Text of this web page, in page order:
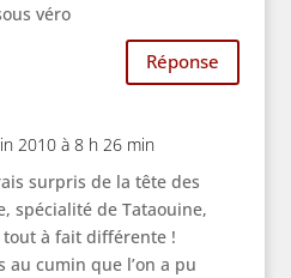
véro
Réponse
2010 à 8 h 26 min
surpris de la tête des
spécialité de Tataouine,
tout à fait différente !
au cumin que l’on a pu